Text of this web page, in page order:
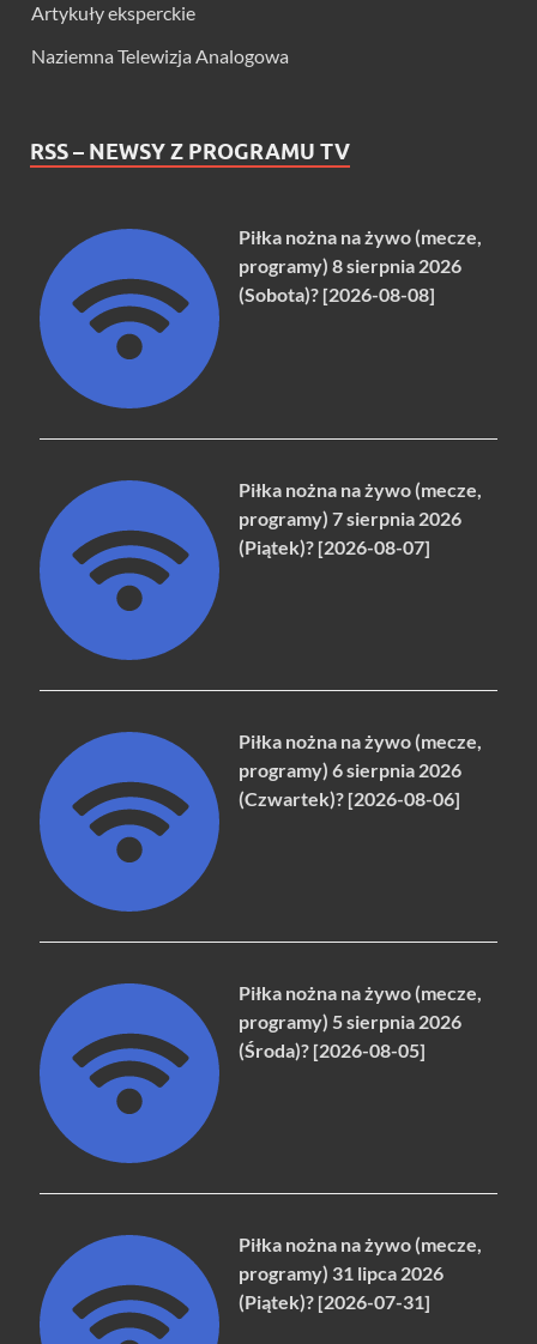
Artykuły eksperckie
Naziemna Telewizja Analogowa
RSS – NEWSY Z PROGRAMU TV
Piłka nożna na żywo (mecze,
programy) 8 sierpnia 2026
(Sobota)? [2026-08-08]
Piłka nożna na żywo (mecze,
programy) 7 sierpnia 2026
(Piątek)? [2026-08-07]
Piłka nożna na żywo (mecze,
programy) 6 sierpnia 2026
(Czwartek)? [2026-08-06]
Piłka nożna na żywo (mecze,
programy) 5 sierpnia 2026
(Środa)? [2026-08-05]
Piłka nożna na żywo (mecze,
programy) 31 lipca 2026
(Piątek)? [2026-07-31]